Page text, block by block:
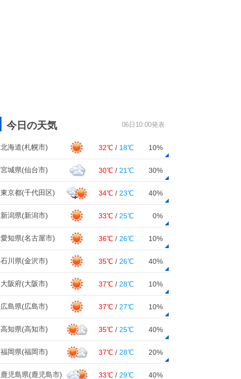
今日の天気 06日10:00発表
北海道(札幌市) 32℃ / 18℃ 10%
宮城県(仙台市) 30℃ / 21℃ 30%
東京都(千代田区) 34℃ / 23℃ 40%
新潟県(新潟市) 33℃ / 25℃ 0%
愛知県(名古屋市) 36℃ / 26℃ 10%
石川県(金沢市) 35℃ / 26℃ 40%
大阪府(大阪市) 37℃ / 28℃ 10%
広島県(広島市) 37℃ / 27℃ 10%
高知県(高知市) 35℃ / 25℃ 40%
福岡県(福岡市) 37℃ / 28℃ 20%
鹿児島県(鹿児島市) 33℃ / 29℃ 40%